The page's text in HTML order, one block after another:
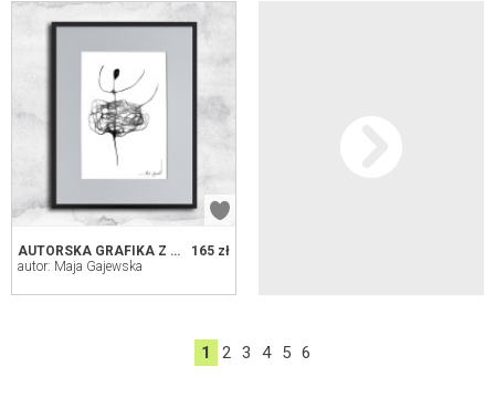
165 zł
AUTORSKA GRAFIKA Z RAMĄ (NR 89)
autor: Maja Gajewska
1 2 3 4 5 6